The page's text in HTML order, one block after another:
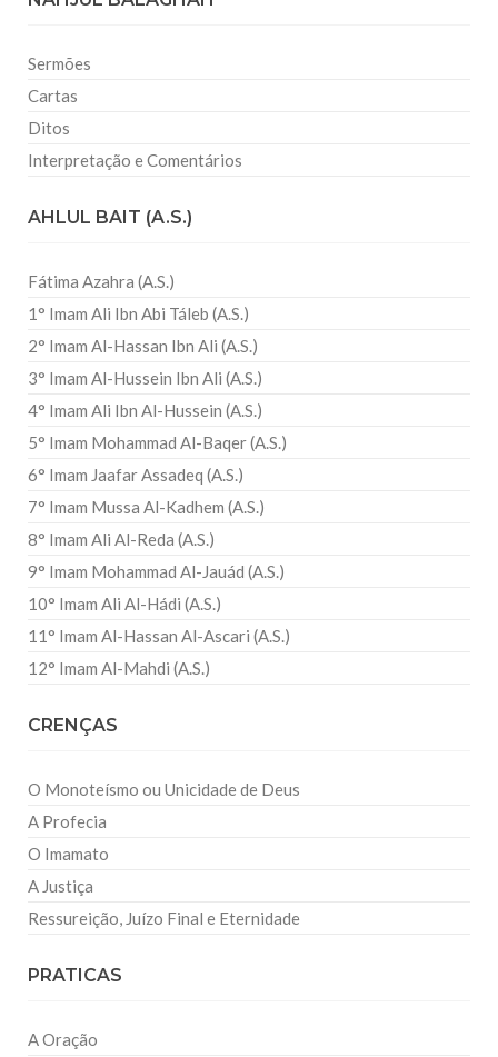
Sermões
Cartas
Ditos
Interpretação e Comentários
AHLUL BAIT (A.S.)
Fátima Azahra (A.S.)
1° Imam Ali Ibn Abi Táleb (A.S.)
2° Imam Al-Hassan Ibn Ali (A.S.)
3° Imam Al-Hussein Ibn Ali (A.S.)
4° Imam Ali Ibn Al-Hussein (A.S.)
5° Imam Mohammad Al-Baqer (A.S.)
6° Imam Jaafar Assadeq (A.S.)
7° Imam Mussa Al-Kadhem (A.S.)
8° Imam Ali Al-Reda (A.S.)
9° Imam Mohammad Al-Jauád (A.S.)
10° Imam Ali Al-Hádi (A.S.)
11° Imam Al-Hassan Al-Ascari (A.S.)
12° Imam Al-Mahdi (A.S.)
CRENÇAS
O Monoteísmo ou Unicidade de Deus
A Profecia
O Imamato
A Justiça
Ressureição, Juízo Final e Eternidade
PRATICAS
A Oração